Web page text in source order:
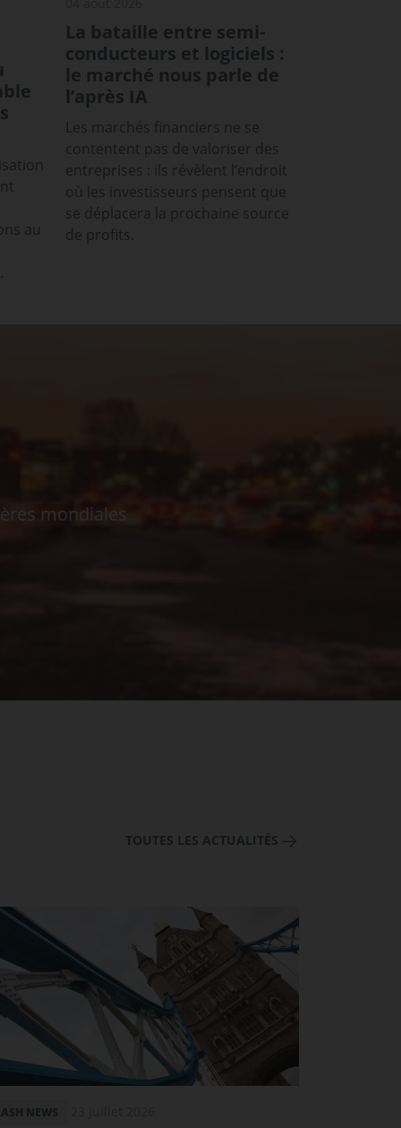
au
La bataille entre semi-
conducteurs et logiciels :
le marché nous parle de
l’après IA
Les marchés financiers ne se
contentent pas de valoriser des
entreprises : ils révèlent l’endroit
où les investisseurs pensent que
se déplacera la prochaine source
de profits.
mondiales
TOUTES LES ACTUALITÉS